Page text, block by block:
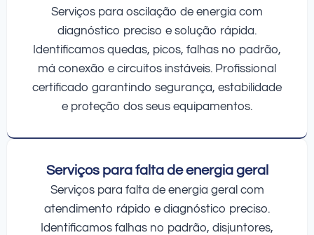
Serviços para oscilação de energia com
diagnóstico preciso e solução rápida.
Identificamos quedas, picos, falhas no padrão,
má conexão e circuitos instáveis. Profissional
certificado garantindo segurança, estabilidade
e proteção dos seus equipamentos.
Serviços para falta de energia geral
Serviços para falta de energia geral com
atendimento rápido e diagnóstico preciso.
Identificamos falhas no padrão, disjuntores,